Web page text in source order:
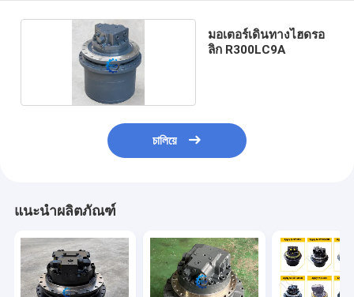
มอเตอร์เดินทางไฮดรอ
ลิก R300LC9A
চালিয়ে
แนะนำผลิตภัณฑ์